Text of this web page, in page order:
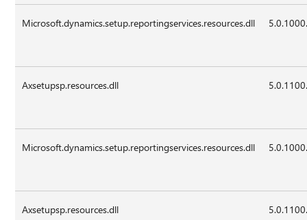
Microsoft.dynamics.setup.reportingservices.resources.dll
Axsetupsp.resources.dll
Microsoft.dynamics.setup.reportingservices.resources.dll
Axsetupsp.resources.dll